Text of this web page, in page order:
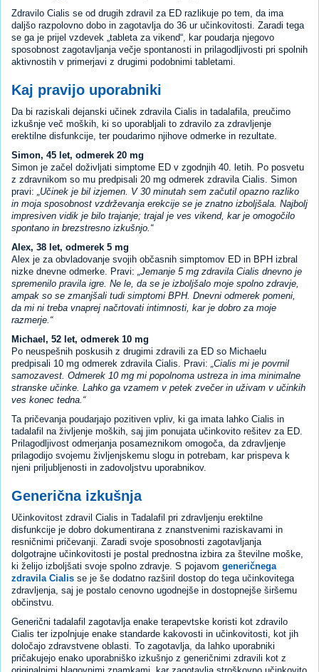
Zdravilo Cialis se od drugih zdravil za ED razlikuje po tem, da ima
daljšo razpolovno dobo in zagotavlja do 36 ur učinkovitosti. Zaradi tega
se ga je prijel vzdevek „tableta za vikend“, kar poudarja njegovo
sposobnost zagotavljanja večje spontanosti in prilagodljivosti pri spolnih
aktivnostih v primerjavi z drugimi podobnimi tabletami.
Kaj pravijo uporabniki
Da bi raziskali dejanski učinek zdravila Cialis in tadalafila, preučimo
izkušnje več moških, ki so uporabljali to zdravilo za zdravljenje
erektilne disfunkcije, ter poudarimo njihove odmerke in rezultate.
Simon, 45 let, odmerek 20 mg
Simon je začel doživljati simptome ED v zgodnjih 40. letih. Po posvetu
z zdravnikom so mu predpisali 20 mg odmerek zdravila Cialis. Simon
pravi:
Učinek je bil izjemen. V 30 minutah sem začutil opazno razliko
in moja sposobnost vzdrževanja erekcije se je znatno izboljšala. Najbolj
impresiven vidik je bilo trajanje; trajal je ves vikend, kar je omogočilo
spontano in brezstresno izkušnjo.
Alex, 38 let, odmerek 5 mg
Alex je za obvladovanje svojih občasnih simptomov ED in BPH izbral
nizke dnevne odmerke. Pravi: Jemanje 5 mg zdravila Cialis dnevno je
spremenilo pravila igre. Ne le, da se je izboljšalo moje spolno zdravje,
ampak so se zmanjšali tudi simptomi BPH. Dnevni odmerek pomeni,
da mi ni treba vnaprej načrtovati intimnosti, kar je dobro za moje
razmerje.
Michael, 52 let, odmerek 10 mg
Po neuspešnih poskusih z drugimi zdravili za ED so Michaelu
predpisali 10 mg odmerek zdravila Cialis. Pravi: Cialis mi je povrnil
samozavest. Odmerek 10 mg mi popolnoma ustreza in ima minimalne
stranske učinke. Lahko ga vzamem v petek zvečer in uživam v učinkih
ves konec tedna.
Ta pričevanja poudarjajo pozitiven vpliv, ki ga imata lahko Cialis in
tadalafil na življenje moških, saj jim ponujata učinkovito rešitev za ED.
Prilagodljivost odmerjanja posameznikom omogoča, da zdravljenje
prilagodijo svojemu življenjskemu slogu in potrebam, kar prispeva k
njeni priljubljenosti in zadovoljstvu uporabnikov.
Generična izkušnja
Učinkovitost zdravil Cialis in Tadalafil pri zdravljenju erektilne
disfunkcije je dobro dokumentirana z znanstvenimi raziskavami in
resničnimi pričevanji. Zaradi svoje sposobnosti zagotavljanja
dolgotrajne učinkovitosti je postal prednostna izbira za številne moške,
ki želijo izboljšati svoje spolno zdravje. S pojavom generičnega
zdravila Cialis se je še dodatno razširil dostop do tega učinkovitega
zdravljenja, saj je postalo cenovno ugodnejše in dostopnejše širšemu
občinstvu.
Generični tadalafil zagotavlja enake terapevtske koristi kot zdravilo
Cialis ter izpolnjuje enake standarde kakovosti in učinkovitosti, kot jih
določajo zdravstvene oblasti. To zagotavlja, da lahko uporabniki
pričakujejo enako uporabniško izkušnjo z generičnimi zdravili kot z
originalnimi blagovnimi znamkami, kar zagotavlja stroškovno učinkovito